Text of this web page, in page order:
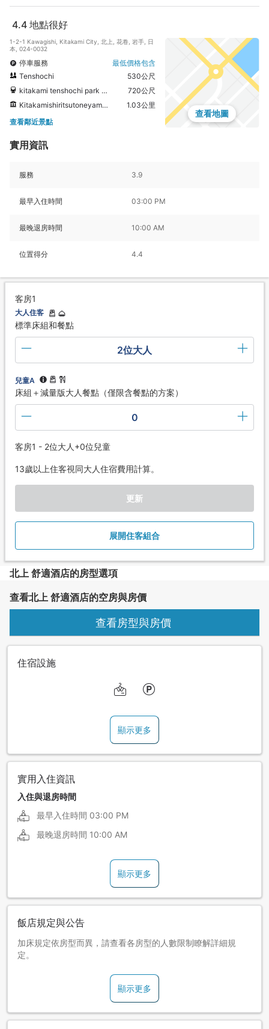
4.4 地點很好
1-2-1 Kawagishi, Kitakami City, 北上, 花卷, 岩手, 日
本, 024-0032
停車服務
最低價格包含
Tenshochi
530公尺
kitakami tenshochi park Horse carriage
720公尺
Kitakamishiritsutoneyamakojin Memorial Museum
1.03公里
查看鄰近景點
查看地圖
實用資訊
服務 3.9
最早入住時間 03:00 PM
最晚退房時間 10:00 AM
位置得分 4.4
客房1
大人住客
標準床組和餐點
2位大人
兒童A
床組＋減量版大人餐點（僅限含餐點的方案）
0
客房1 - 2位大人+0位兒童
13歲以上住客視同大人住宿費用計算。
更新
展開住客組合
北上 舒適酒店的房型選項
查看北上 舒適酒店的空房與房價
查看房型與房價
住宿設施
顯示更多
實用入住資訊
入住與退房時間
最早入住時間 03:00 PM
最晚退房時間 10:00 AM
顯示更多
飯店規定與公告
加床規定依房型而異，請查看各房型的人數限制瞭解詳細規
定。
顯示更多